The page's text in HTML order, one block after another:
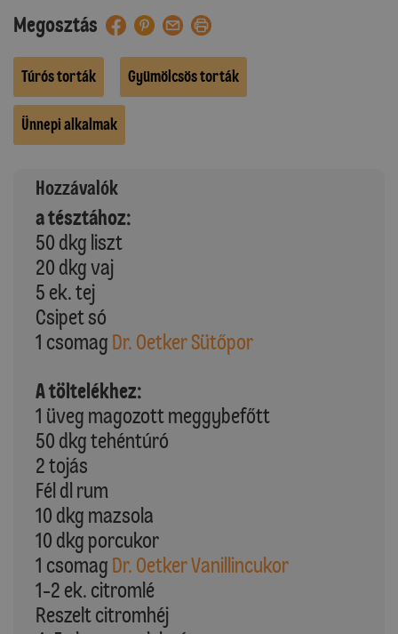
Megosztás
Túrós torták Gyümölcsös torták
Ünnepi alkalmak
Hozzávalók
a tésztához:
50 dkg liszt
20 dkg vaj
5 ek. tej
Csipet só
1 csomag Dr. Oetker Sütőpor
A töltelékhez:
1 üveg magozott meggybefőtt
50 dkg tehéntúró
2 tojás
Fél dl rum
10 dkg mazsola
10 dkg porcukor
1 csomag Dr. Oetker Vanillincukor
1-2 ek. citromlé
Reszelt citromhéj